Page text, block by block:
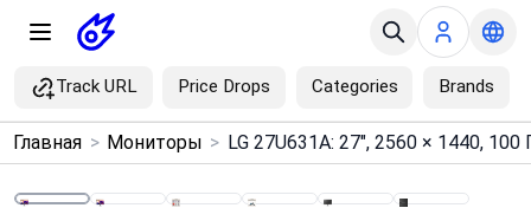
Track URL Price Drops Categories Brands
Menu ×
Главная > Мониторы >